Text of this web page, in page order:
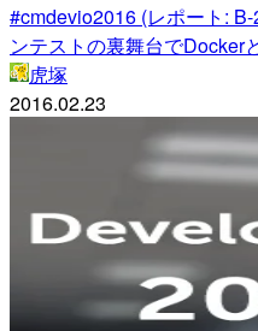
#cmdevio2016 (レポート:
ンテストの裏舞台でDocker
虎塚
2016.02.23